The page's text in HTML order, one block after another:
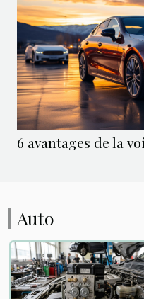
6 avantages de la
Auto